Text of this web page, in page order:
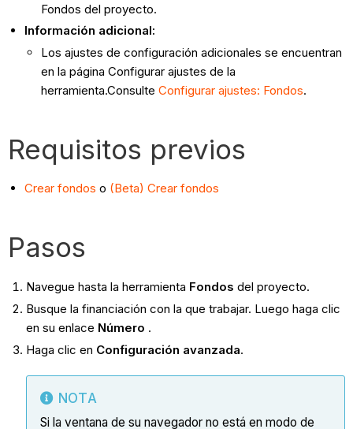
Fondos del proyecto.
Información adicional:
Los ajustes de configuración adicionales se encuentran
en la página Configurar ajustes de la
herramienta.ConsulteConfigurar ajustes: Fondos.
Requisitos previos
Crear fondos o (Beta) Crear fondos
Pasos
Navegue hasta la herramienta Fondos del proyecto.
Busque la financiación con la que trabajar. Luego haga clic
en su enlace Número .
Haga clic en Configuración avanzada.
NOTA
Si la ventana de su navegador no está en modo de